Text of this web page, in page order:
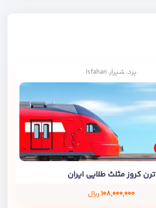
یزد، شیراز، Isfahan
ترن کروز مثلث طلایی ایران
۱۰۸,۰۰۰,۰۰۰ ریال